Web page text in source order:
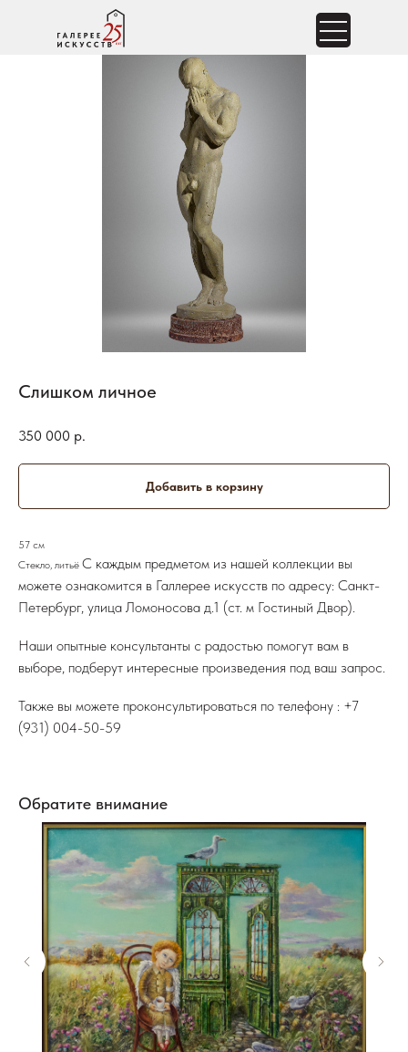
Слишком личное
350 000 р.
Добавить в корзину
57 см
Стекло, литьё С каждым предметом из нашей коллекции вы
можете ознакомится в Галлерее искусств по адресу: Санкт-
Петербург, улица Ломоносова д.1 (ст. м Гостиный Двор).
Наши опытные консультанты с радостью помогут вам в
выборе, подберут интересные произведения под ваш запрос.
Также вы можете проконсультироваться по телефону : +7
(931) 004-50-59
Обратите внимание